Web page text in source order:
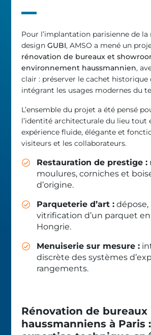
Pour l’implantation parisienne de la
designGUBI, AMSO a mené un
rénovation de bureaux et
environnement haussmannien,
clair : préserver le cachet
intégrant les usages modernes du
L’ensemble du projet a été pensé
l’identité architecturale du lieu tout
expérience fluide, élégante et
visiteurs et les collaborateurs.
Restauration de prestige :
moulures, corniches et
d’origine.
Parqueterie d’art :
vitrification d’un parquet
Hongrie.
Menuiserie sur mesure :
discrète des systèmes
rangements.
Rénovation de bureaux
haussmanniens à Paris